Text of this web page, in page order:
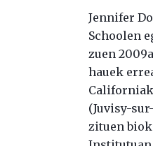
Jennifer
Schoolen
zuen
hauek
(Juvisy-
zituen